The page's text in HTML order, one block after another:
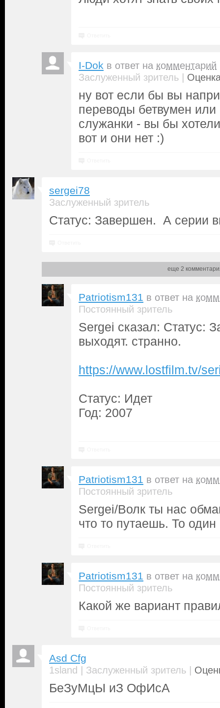
I-Dok в ответ на комментарий
Заслуженный зритель |
ну вот если бы вы
переводы бетвумен или
служанки - вы бы
вот и они нет :)
sergei78
Заслуженный зритель
Статус: Завершен. А серии
еще 2
Patriotism131 в ответ на
Постоянный зритель
Sergei сказал: Статус:
выходят. странно.
https://www.lostfilm.tv/
Статус: Идет
Год: 2007
Patriotism131 в ответ на
Постоянный зритель
Sergei/Волк ты нас
что то путаешь. То один
Patriotism131 в ответ на
Постоянный зритель
Какой же вариант
Asd Cfg
1sland | Заслуженный зритель |
БеЗуМцЫ иЗ ОфИсА